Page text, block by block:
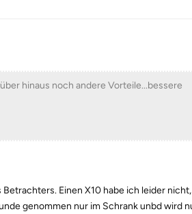
hinaus noch andere Vorteile...bessere
Einen X10 habe ich leider
genommen nur im Schrank unbd wird